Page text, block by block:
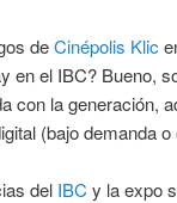
deCinépolis Klic
en el IBC? Bueno,
con la generación,
(bajo demanda o
del IBC y la expo